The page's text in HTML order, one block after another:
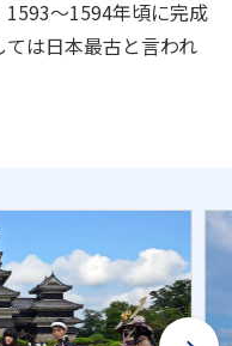
～1594年頃に完成
は日本最古と言われ